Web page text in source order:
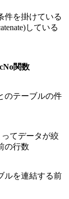
件を掛けている
している
関数
のテーブルの件
ってデータが絞
の行数
ルを連結する前